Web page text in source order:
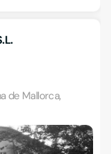
de Mallorca,